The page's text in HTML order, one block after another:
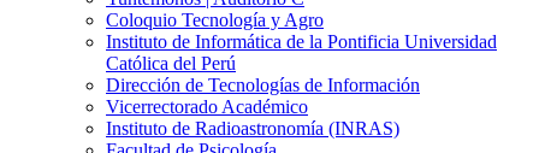
Coloquio Tecnología y Agro
Instituto de Informática de la Pontificia Universidad
Católica del Perú
Dirección de Tecnologías de Información
Vicerrectorado Académico
Instituto de Radioastronomía (INRAS)